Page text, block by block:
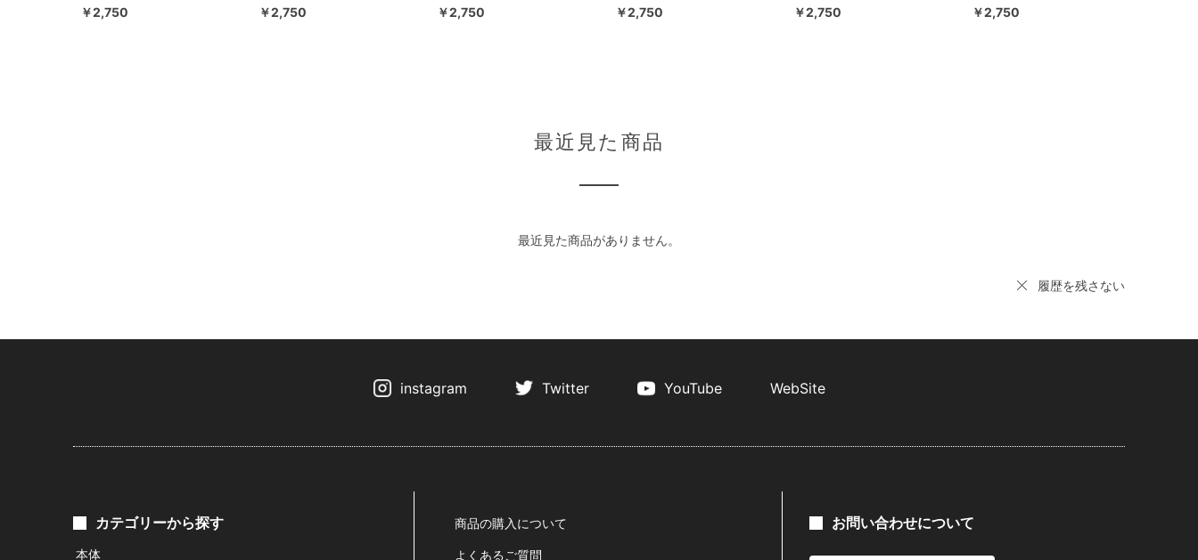
￥2,750 ￥2,750 ￥2,750 ￥2,750 ￥2,750 ￥2,750
最近見た商品
最近見た商品がありません。
履歴を残さない
instagram Twitter YouTube WebSite
カテゴリーから探す
本体
商品の購入について
よくあるご質問
お問い合わせについて